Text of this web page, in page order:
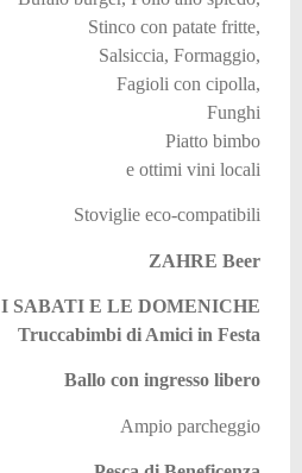
Stinco con patate fritte,
Salsiccia, Formaggio,
Fagioli con cipolla,
Funghi
Piatto bimbo
e ottimi vini locali
Stoviglie eco-compatibili
ZAHRE Beer
I SABATI E LE DOMENICHE
Truccabimbi di Amici in Festa
Ballo con ingresso libero
Ampio parcheggio